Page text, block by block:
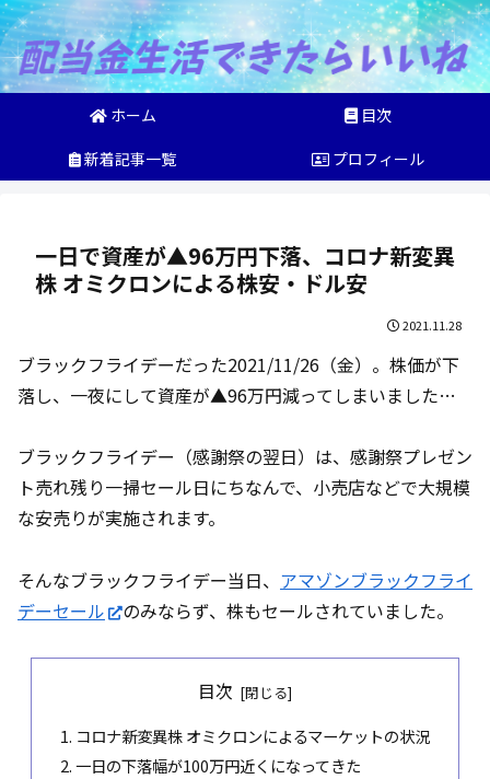
ホーム
目次
新着記事一覧
プロフィール
一日で資産が▲96万円下落、コロナ新変異
株 オミクロンによる株安・ドル安
2021.11.28
ブラックフライデーだった2021/11/26（金）。株価が下
落し、一夜にして資産が▲96万円減ってしまいました…
ブラックフライデー（感謝祭の翌日）は、感謝祭プレゼン
ト売れ残り一掃セール日にちなんで、小売店などで大規模
な安売りが実施されます。
そんなブラックフライデー当日、 アマゾンブラックフライ
デーセール
のみならず、株もセールされていました。
目次
1. コロナ新変異株 オミクロンによるマーケットの状況
2. 一日の下落幅が100万円近くになってきた